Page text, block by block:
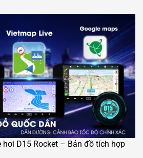
hơi D15 Rocket – Bản đồ tích hợp